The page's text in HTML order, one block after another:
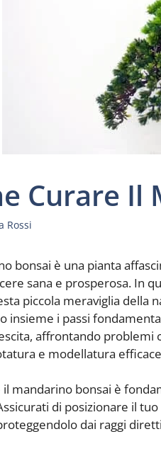
Curare Il
Rossi
bonsai è una pianta
sana e prosperosa. In
piccola meraviglia della
insieme i passi
affrontando problemi
e modellatura
il mandarino bonsai è
di posizionare il
dai raggi